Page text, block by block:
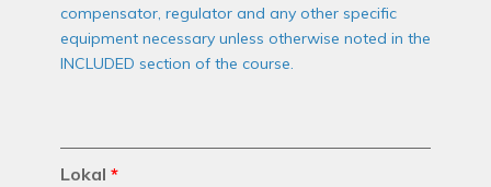
compensator, regulator and any other specific
equipment necessary unless otherwise noted in the
INCLUDED section of the course.
Lokal *